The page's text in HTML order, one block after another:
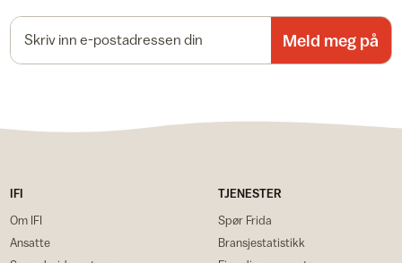
Meld meg på
IFI
Om IFI
Ansatte
TJENESTER
Spør Frida
Bransjestatistikk